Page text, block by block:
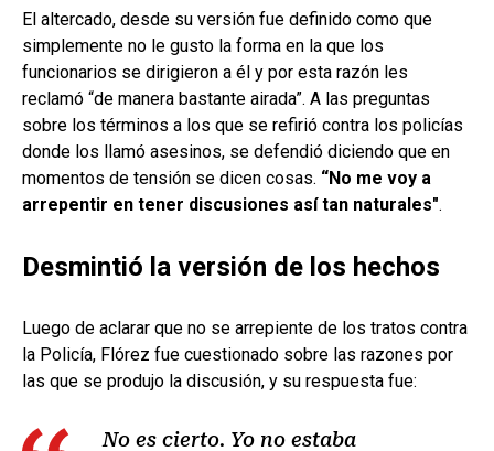
El altercado, desde su versión fue definido como que
simplemente no le gusto la forma en la que los
funcionarios se dirigieron a él y por esta razón les
reclamó “de manera bastante airada”. A las preguntas
sobre los términos a los que se refirió contra los policías
donde los llamó asesinos, se defendió diciendo que en
momentos de tensión se dicen cosas. “No me voy a
arrepentir en tener discusiones así tan naturales".
Desmintió la versión de los hechos
Luego de aclarar que no se arrepiente de los tratos contra
la Policía, Flórez fue cuestionado sobre las razones por
las que se produjo la discusión, y su respuesta fue:
No es cierto. Yo no estaba